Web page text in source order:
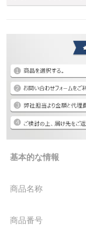
基本的な情報
商品名称
商品番号